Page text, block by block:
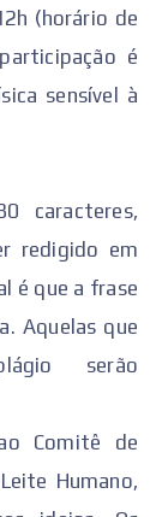
(horário de
é
sensível à
caracteres,
redigido em
é que a frase
Aquelas que
serão
Comitê de
Humano,